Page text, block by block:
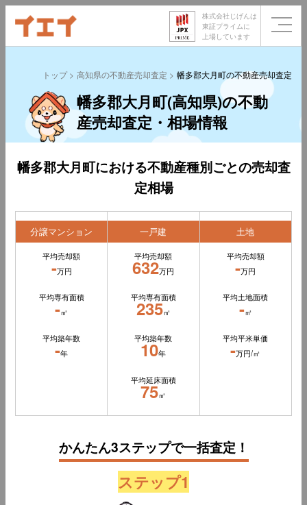
株式会社じげんは
東証プライムに
上場しています
トップ 高知県の不動産売却査定 幡多郡大月町の不動産売却査定
幡多郡大月町(高知県)の不動
産売却査定・相場情報
幡多郡大月町における不動産種別ごとの売却査
定相場
分譲マンション
平均売却額
-万円
平均専有面積
-㎡
平均築年数
-年
一戸建
平均売却額
632万円
平均専有面積
235㎡
平均築年数
10年
平均延床面積
75㎡
土地
平均売却額
-万円
平均土地面積
-㎡
平均平米単価
-万円/㎡
かんたん3ステップで一括査定！
ステップ1